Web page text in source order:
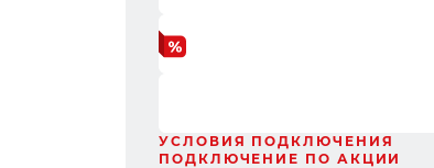
УСЛОВИЯ ПОДКЛЮЧЕНИЯ
ПОДКЛЮЧЕНИЕ ПО АКЦИИ